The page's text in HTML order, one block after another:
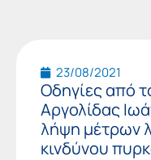
23/08/2021
Οδηγίες από
Αργολίδας
λήψη μέτρων
κινδύνου